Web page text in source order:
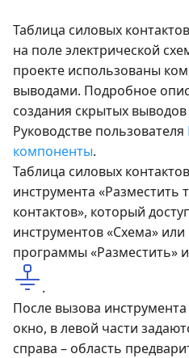
Таблица силовых
на поле электрической
проекте использованы
выводами. Подробное
создания скрытых
Руководстве пользователя
компоненты.
Таблица силовых
инструмента «Разместить
контактов», который
инструментов «Схема»
программы «Разместить»
.
После вызова
окно, в левой части
справа – область